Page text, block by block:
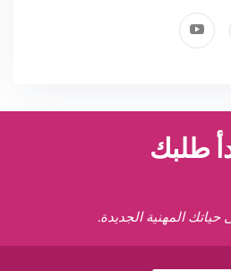
طلبك
حياتك المهنية الجديدة.